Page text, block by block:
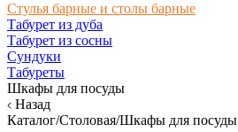
Стулья барные и столы барные
Табурет из дуба
Табурет из сосны
Сундуки
Табуреты
Шкафы для посуды
Назад
Каталог/Столовая/Шкафы для посуды